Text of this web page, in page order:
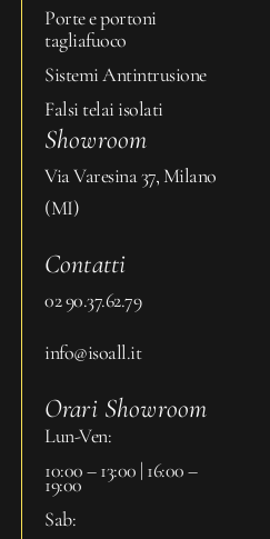
Porte e portoni
tagliafuoco
Sistemi Antintrusione
Falsi telai isolati
Showroom
Via Varesina 37, Milano
(MI)
Contatti
02 90.37.62.79
info@isoall.it
Orari Showroom
Lun-Ven:
10:00 – 13:00 | 16:00 –
19:00
Sab: